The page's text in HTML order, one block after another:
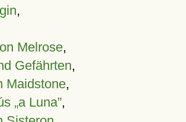
,
Melrose,
Gefährten,
Maidstone,
„a Luna”,